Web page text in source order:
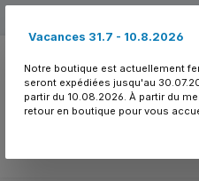
Vacances 31.7 - 10.8.2026
Notre boutique est actuellement
seront expédiées jusqu'au
partir du 10.08.2026. À partir du
retour en boutique pour vous